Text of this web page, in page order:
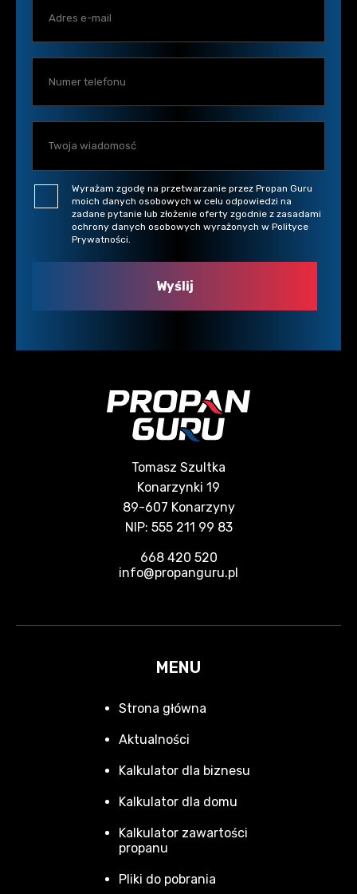
Wyrażam zgodę na przetwarzanie przez Propan Guru
moich danych osobowych w celu odpowiedzi na
zadane pytanie lub złożenie oferty zgodnie z zasadami
ochrony danych osobowych wyrażonych w Polityce
Prywatności.
Tomasz Szultka
Konarzynki 19
89-607 Konarzyny
NIP: 555 211 99 83
668 420 520
info@propanguru.pl
MENU
Strona główna
Aktualności
Kalkulator dla biznesu
Kalkulator dla domu
Kalkulator zawartości
propanu
Pliki do pobrania